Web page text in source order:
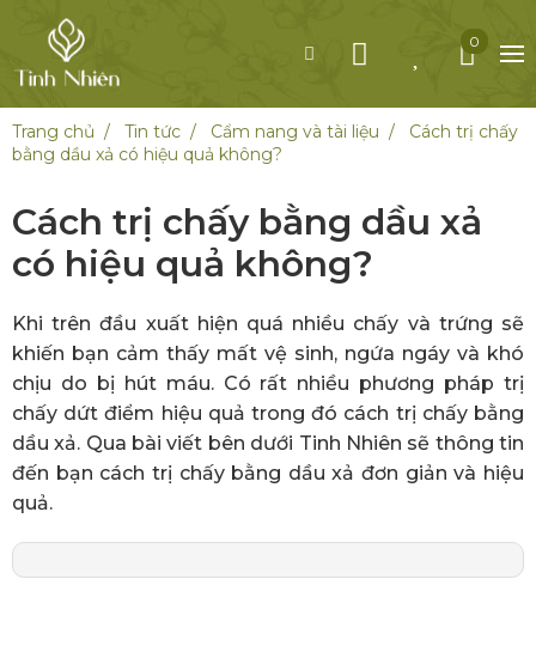
0
Trang chủ Tin tức Cẩm nang và tài liệu
Cách trị chấy
bằng dầu xả có hiệu quả không?
Cách trị chấy bằng dầu xả
có hiệu quả không?
Khi trên đầu xuất hiện quá nhiều chấy và trứng sẽ
khiến bạn cảm thấy mất vệ sinh, ngứa ngáy và khó
chịu do bị hút máu. Có rất nhiều phương pháp trị
chấy dứt điểm hiệu quả trong đó cách trị chấy bằng
dầu xả. Qua bài viết bên dưới Tinh Nhiên sẽ thông tin
đến bạn cách trị chấy bằng dầu xả đơn giản và hiệu
quả.